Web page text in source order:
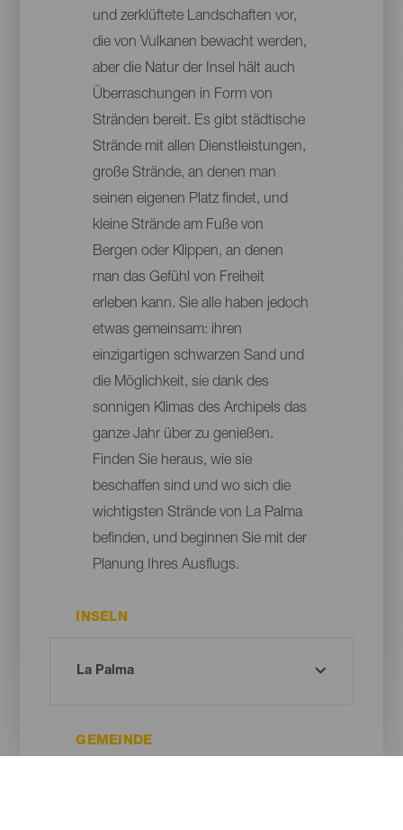
und zerklüftete Landschaften vor,
die von Vulkanen bewacht werden,
aber die Natur der Insel hält auch
Überraschungen in Form von
Stränden bereit. Es gibt städtische
Strände mit allen Dienstleistungen,
große Strände, an denen man
seinen eigenen Platz findet, und
kleine Strände am Fuße von
Bergen oder Klippen, an denen
man das Gefühl von Freiheit
erleben kann. Sie alle haben jedoch
etwas gemeinsam: ihren
einzigartigen schwarzen Sand und
die Möglichkeit, sie dank des
sonnigen Klimas des Archipels das
ganze Jahr über zu genießen.
Finden Sie heraus, wie sie
beschaffen sind und wo sich die
wichtigsten Strände von La Palma
befinden, und beginnen Sie mit der
Planung Ihres Ausflugs.
INSELN
GEMEINDE